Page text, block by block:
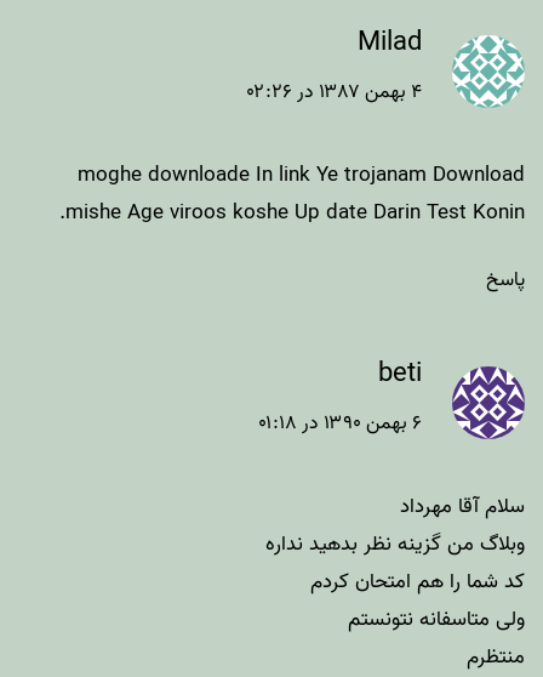
Milad
۴ بهمن ۱۳۸۷ در ۰۲:۲۶
moghe downloade In link Ye trojanam Download
mishe Age viroos koshe Up date Darin Test Konin.
پاسخ
beti
۶ بهمن ۱۳۹۰ در ۰۱:۱۸
سلام آقا مهرداد
وبلاگ من گزینه نظر بدهید نداره
کد شما را هم امتحان کردم
ولی متاسفانه نتونستم
منتظرم